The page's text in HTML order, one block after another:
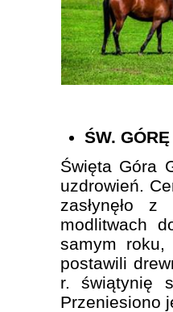
ŚW.
Święta Góra
uzdrowień.
zasłynęło
modlitwach
samym roku,
postawili
r. świątynię
Przeniesiono